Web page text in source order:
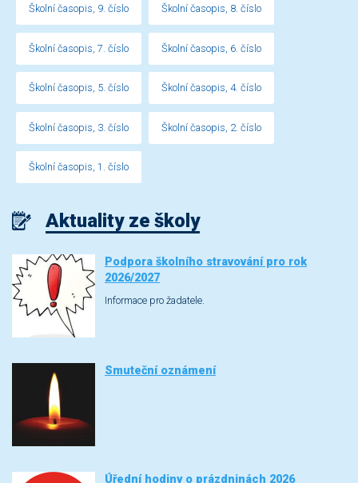
Školní časopis, 9. číslo Školní časopis, 8. číslo
Školní časopis, 7. číslo Školní časopis, 6. číslo
Školní časopis, 5. číslo Školní časopis, 4. číslo
Školní časopis, 3. číslo Školní časopis, 2. číslo
Školní časopis, 1. číslo
Aktuality ze školy
Podpora školního stravování pro rok
2026/2027
Informace pro žadatele.
Smuteční oznámení
Úřední hodiny o prázdninách 2026